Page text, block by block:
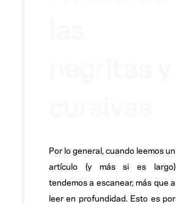
Por lo general, cuando leemos un
artículo (y más si es largo)
tendemos a escanear, más que a
leer en profundidad. Esto es por